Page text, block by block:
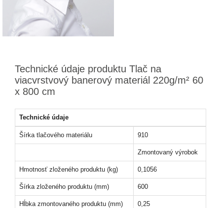
Technické údaje produktu Tlač na
viacvrstvový banerový materiál 220g/m² 60
x 800 cm
Technické údaje
Šírka tlačového materiálu 910
Zmontovaný výrobok
Hmotnosť zloženého produktu (kg) 0,1056
Šírka zloženého produktu (mm) 600
Hĺbka zmontovaného produktu (mm) 0,25